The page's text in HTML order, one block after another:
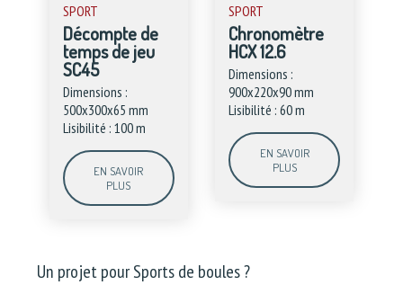
SPORT
Décompte de
temps de jeu
SC45
Dimensions :
500x300x65 mm
Lisibilité : 100 m
EN SAVOIR
PLUS
SPORT
Chronomètre
HCX 12.6
Dimensions :
900x220x90 mm
Lisibilité : 60 m
EN SAVOIR
PLUS
Un projet pour Sports de boules ?